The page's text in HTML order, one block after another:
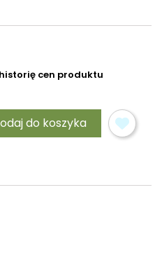
cen produktu
do koszyka